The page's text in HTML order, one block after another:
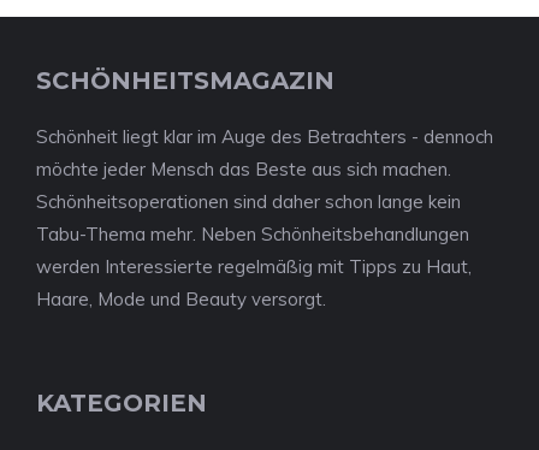
SCHÖNHEITSMAGAZIN
Schönheit liegt klar im Auge des Betrachters - dennoch
möchte jeder Mensch das Beste aus sich machen.
Schönheitsoperationen sind daher schon lange kein
Tabu-Thema mehr. Neben Schönheitsbehandlungen
werden Interessierte regelmäßig mit Tipps zu Haut,
Haare, Mode und Beauty versorgt.
KATEGORIEN